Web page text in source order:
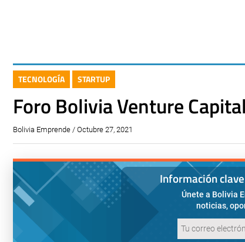
TECNOLOGÍA STARTUP
Foro Bolivia Venture
Bolivia Emprende / Octubre 27, 2021
Información
Únete a Bolivia
noticias,